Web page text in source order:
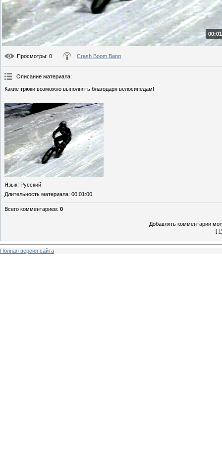
Просмотры: 0 Crash Boom Bang
Описание материала:
Какие трюки возможно выполнять благодаря велосипедам!
Язык: Русский
Длительность материала: 00:01:00
Всего комментариев: 0
Добавлять комментарии
[
Полная версия сайта